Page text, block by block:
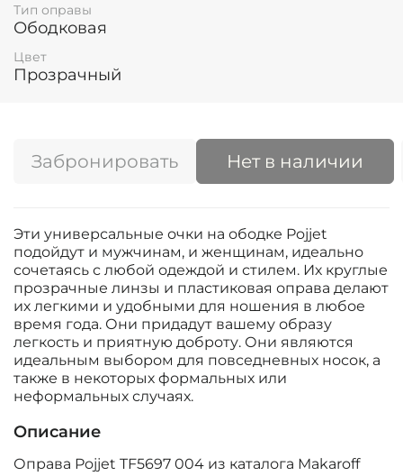
Тип оправы
Ободковая
Цвет
Прозрачный
Забронировать Нет в наличии
Эти универсальные очки на ободке Pojjet
подойдут и мужчинам, и женщинам, идеально
сочетаясь с любой одеждой и стилем. Их круглые
прозрачные линзы и пластиковая оправа делают
их легкими и удобными для ношения в любое
время года. Они придадут вашему образу
легкость и приятную доброту. Они являются
идеальным выбором для повседневных носок, а
также в некоторых формальных или
неформальных случаях.
Описание
Оправа Pojjet TF5697 004 из каталога Makaroff